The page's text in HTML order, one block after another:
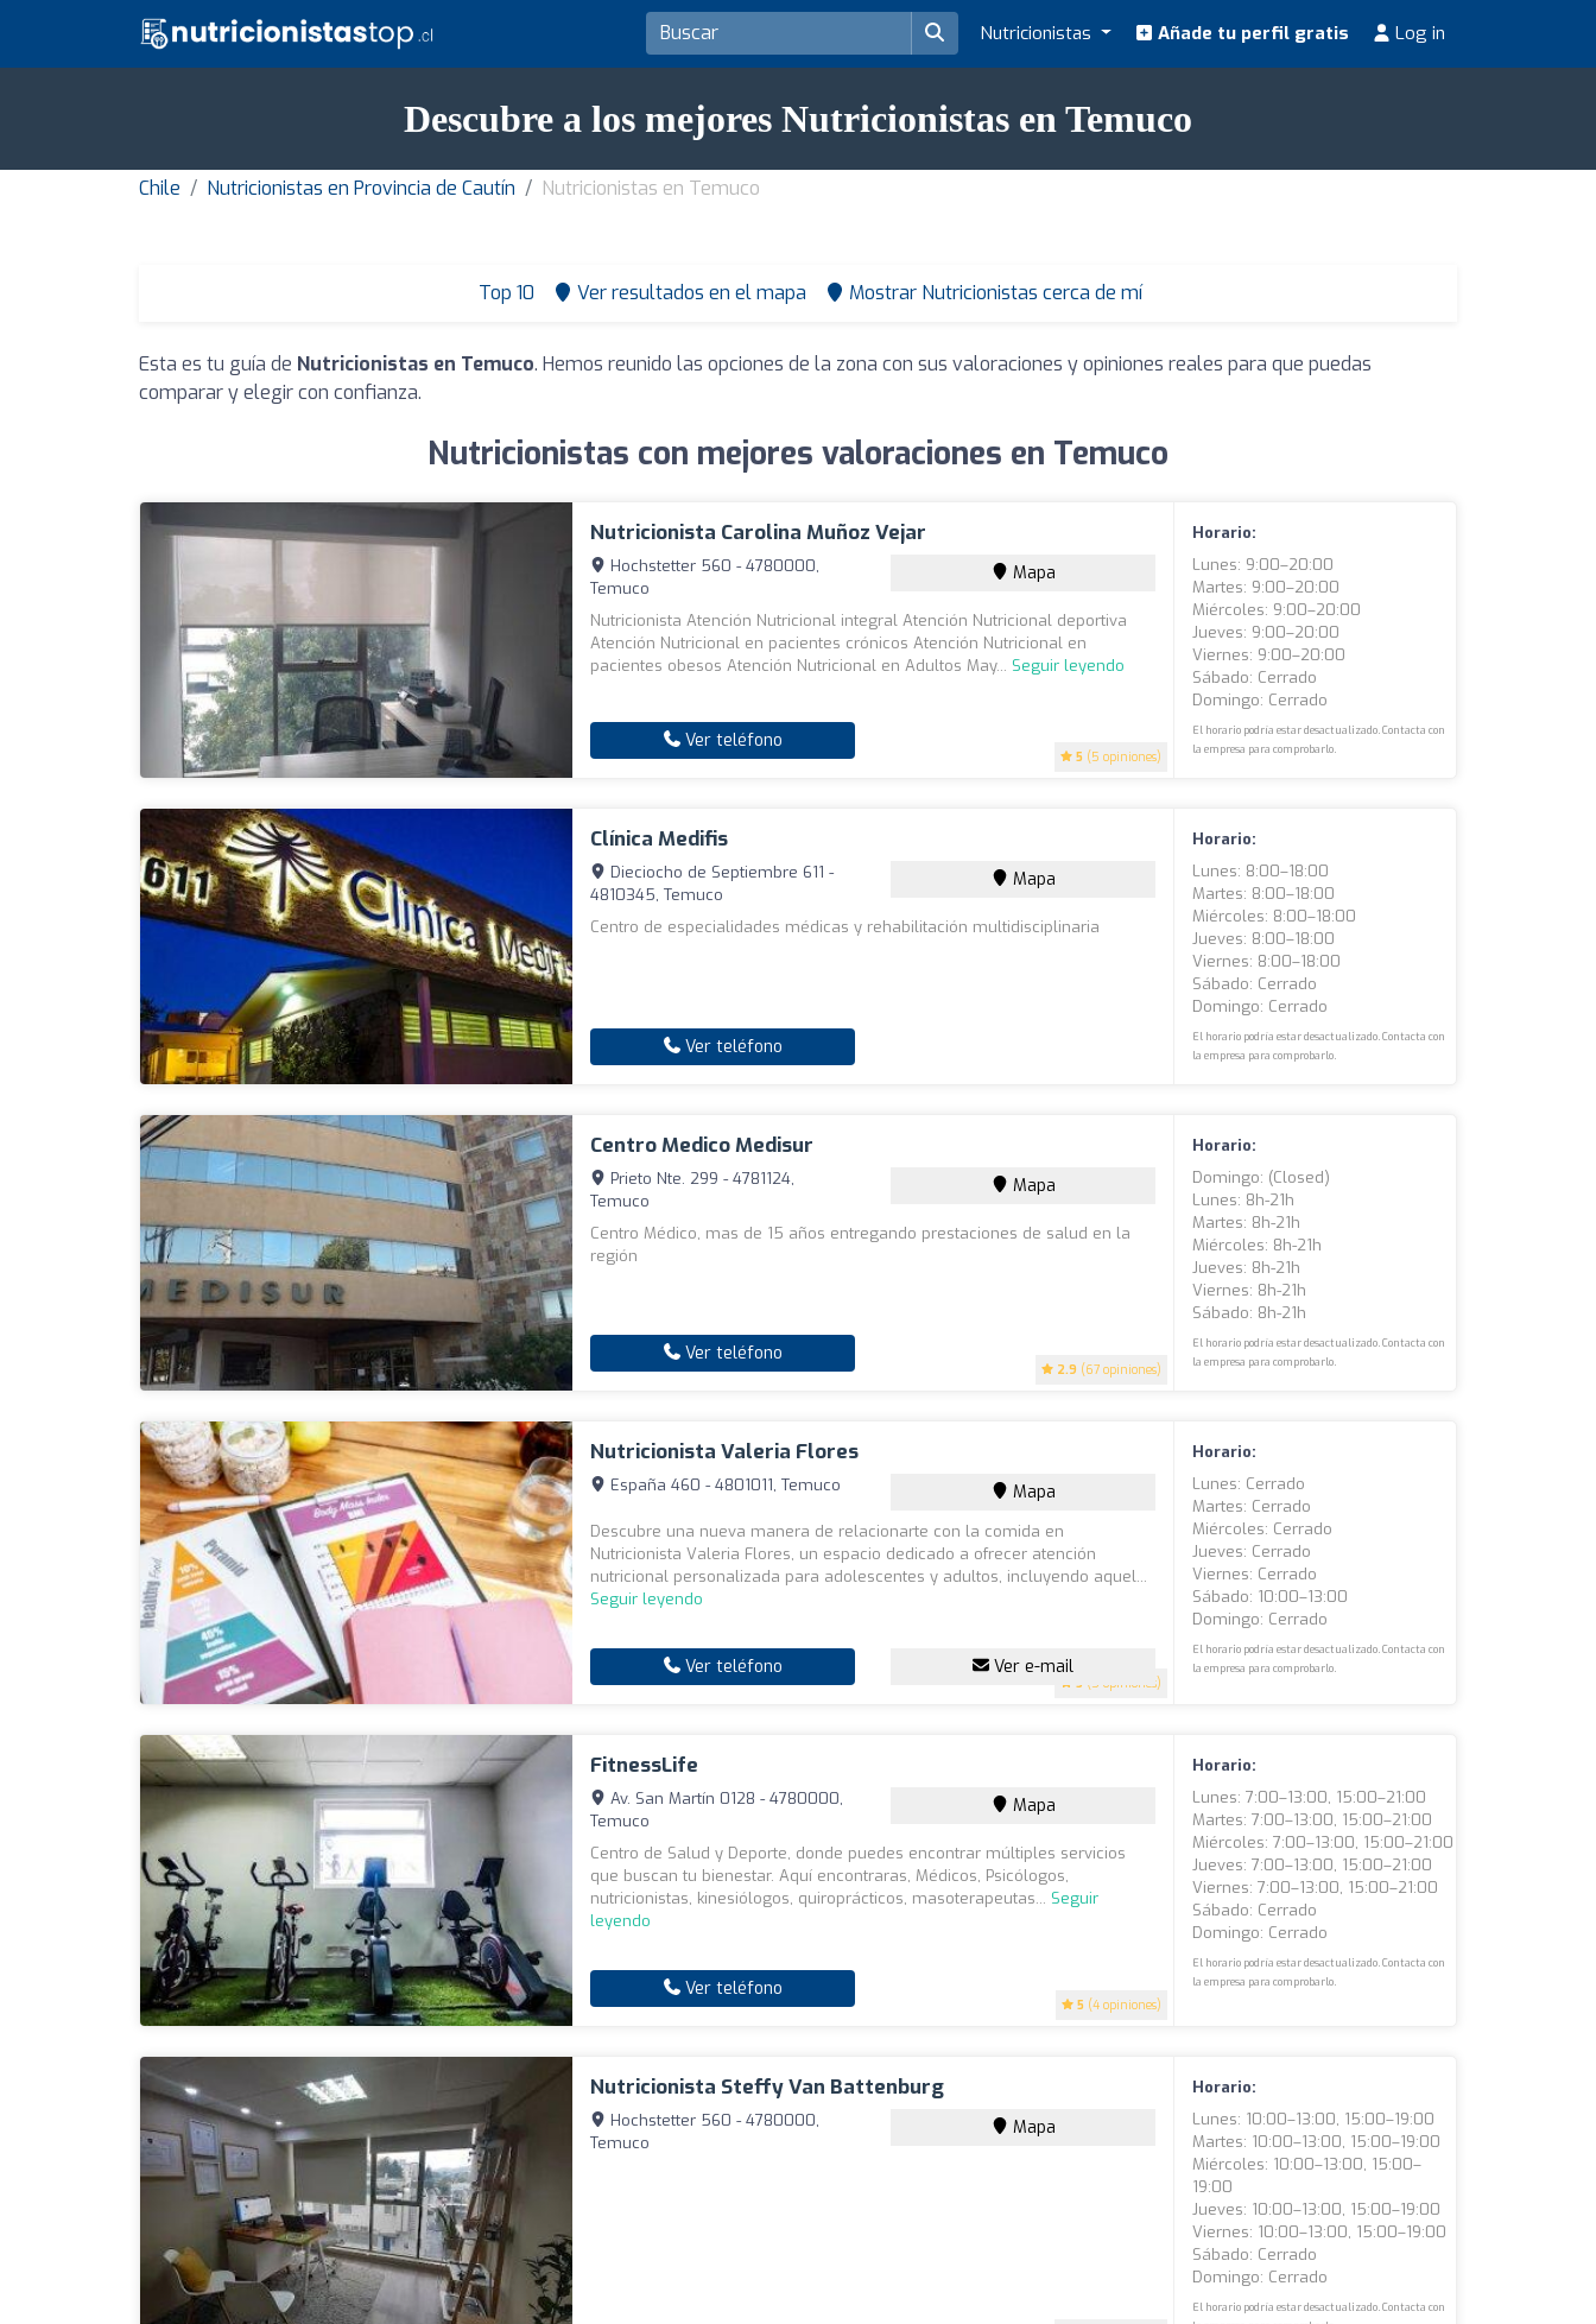
Nutricionistas Añade tu perfil gratis Log in
Descubre a los mejores Nutricionistas en Temuco
Chile Nutricionistas en Provincia de Cautín Nutricionistas en Temuco
Top 10 Ver resultados en el mapa Mostrar Nutricionistas cerca de mí
Esta es tu guía de Nutricionistas en Temuco. Hemos reunido las opciones de la zona con sus valoraciones y opiniones reales para que puedas
comparar y elegir con confianza.
Nutricionistas con mejores valoraciones en Temuco
Nutricionista Carolina Muñoz Vejar
5 (5 opiniones)
Hochstetter 560 - 4780000,
Temuco
Mapa
Nutricionista Atención Nutricional integral Atención Nutricional deportiva
Atención Nutricional en pacientes crónicos Atención Nutricional en
pacientes obesos Atención Nutricional en Adultos May... Seguir leyendo
Ver teléfono
Horario:
Lunes: 9:00–20:00
Martes: 9:00–20:00
Miércoles: 9:00–20:00
Jueves: 9:00–20:00
Viernes: 9:00–20:00
Sábado: Cerrado
Domingo: Cerrado
El horario podría estar desactualizado. Contacta con
la empresa para comprobarlo.
Clínica Medifis
Dieciocho de Septiembre 611 -
4810345, Temuco
Mapa
Centro de especialidades médicas y rehabilitación multidisciplinaria
Ver teléfono
Horario:
Lunes: 8:00–18:00
Martes: 8:00–18:00
Miércoles: 8:00–18:00
Jueves: 8:00–18:00
Viernes: 8:00–18:00
Sábado: Cerrado
Domingo: Cerrado
El horario podría estar desactualizado. Contacta con
la empresa para comprobarlo.
Centro Medico Medisur
2.9 (67 opiniones)
Prieto Nte. 299 - 4781124,
Temuco
Mapa
Centro Médico, mas de 15 años entregando prestaciones de salud en la
región
Ver teléfono
Horario:
Domingo: (closed)
Lunes: 8h-21h
Martes: 8h-21h
Miércoles: 8h-21h
Jueves: 8h-21h
Viernes: 8h-21h
Sábado: 8h-21h
El horario podría estar desactualizado. Contacta con
la empresa para comprobarlo.
Nutricionista Valeria Flores
5 (5 opiniones)
España 460 - 4801011, Temuco Mapa
Descubre una nueva manera de relacionarte con la comida en
Nutricionista Valeria Flores, un espacio dedicado a ofrecer atención
nutricional personalizada para adolescentes y adultos, incluyendo aquel...
Seguir leyendo
Ver teléfono Ver e-mail
Horario:
Lunes: Cerrado
Martes: Cerrado
Miércoles: Cerrado
Jueves: Cerrado
Viernes: Cerrado
Sábado: 10:00–13:00
Domingo: Cerrado
El horario podría estar desactualizado. Contacta con
la empresa para comprobarlo.
FitnessLife
5 (4 opiniones)
Av. San Martín 0128 - 4780000,
Temuco
Mapa
Centro de Salud y Deporte, donde puedes encontrar múltiples servicios
que buscan tu bienestar. Aquí encontraras, Médicos, Psicólogos,
nutricionistas, kinesiólogos, quiroprácticos, masoterapeutas... Seguir
leyendo
Ver teléfono
Horario:
Lunes: 7:00–13:00, 15:00–21:00
Martes: 7:00–13:00, 15:00–21:00
Miércoles: 7:00–13:00, 15:00–21:00
Jueves: 7:00–13:00, 15:00–21:00
Viernes: 7:00–13:00, 15:00–21:00
Sábado: Cerrado
Domingo: Cerrado
El horario podría estar desactualizado. Contacta con
la empresa para comprobarlo.
Nutricionista Steffy Van Battenburg
Hochstetter 560 - 4780000,
Temuco
Mapa
Horario:
Lunes: 10:00–13:00, 15:00–19:00
Martes: 10:00–13:00, 15:00–19:00
Miércoles: 10:00–13:00, 15:00–
19:00
Jueves: 10:00–13:00, 15:00–19:00
Viernes: 10:00–13:00, 15:00–19:00
Sábado: Cerrado
Domingo: Cerrado
El horario podría estar desactualizado. Contacta con